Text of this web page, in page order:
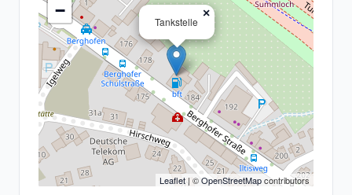
Tankstelle
×
−
Leaflet| ©OpenStreetMapcontributors